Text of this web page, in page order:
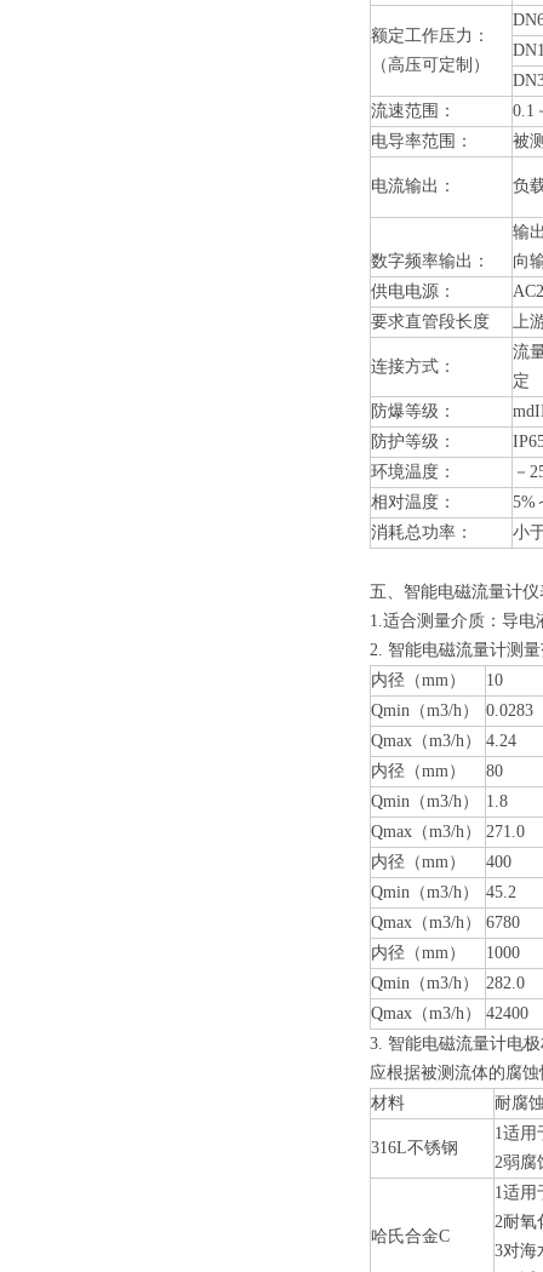
额定工作压力：
（高压可定制）
流速范围：
0.1
电导率范围：
被
电流输出： 负
数字频率输出：
输
向
供电电源：
要求直管段长度
上
连接方式：
流
定
防爆等级：
防护等级：
环境温度：
－
相对温度：
5%
消耗总功率：
小
五、 智能电磁流量计仪
1.适合测量介质 ：导电
2. 智能电磁流量计测
内径（mm）
10
Qmin（m3/h）
0.0283
Qmax（m3/h）
4.24
内径（mm）
80
Qmin（m3/h）
1.8
Qmax（m3/h）
271.0
内径（mm）
400
Qmin（m3/h）
45.2
Qmax（m3/h）
6780
内径（mm）
1000
Qmin（m3/h）
282.0
Qmax（m3/h）
42400
3. 智能电磁流量计电
应根据被测流体的腐
材料
耐腐
316L不锈钢
1适用
2弱腐
哈氏合金C
1适用
2耐氧
3对海